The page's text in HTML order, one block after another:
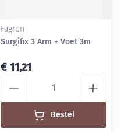
Fagron
Surgifix 3 Arm + Voet 3m
€ 11,21
Bestel